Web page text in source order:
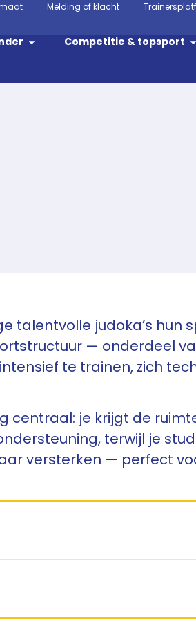
Melding of klacht
Competitie & topsport
talentvolle judoka’s
— onderdeel
te trainen, zich
centraal: je krijgt de
terwijl je
versterken — perfect